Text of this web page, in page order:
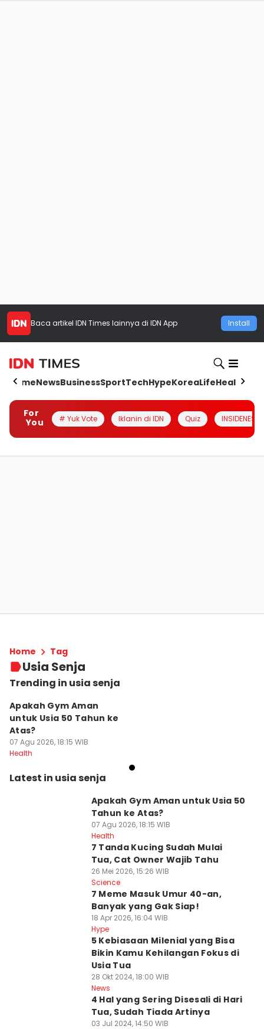
Baca artikel IDN Times lainnya di IDN App Install
HomeNewsBusinessSportTechHypeKoreaLifeHealth
For
You
# Yuk Vote Iklanin di IDN Quiz INSIDENESIA
Home Tag
Usia Senja
Trending in usia senja
Apakah Gym Aman
untuk Usia 50 Tahun ke
Atas?
07 Agu 2026, 18:15 WIB
Health
Latest in usia senja
Apakah Gym Aman untuk Usia 50
Tahun ke Atas?
07 Agu 2026, 18:15 WIB
Health
7 Tanda Kucing Sudah Mulai
Tua, Cat Owner Wajib Tahu
26 Mei 2026, 15:26 WIB
Science
7 Meme Masuk Umur 40-an,
Banyak yang Gak Siap!
18 Apr 2026, 16:04 WIB
Hype
5 Kebiasaan Milenial yang Bisa
Bikin Kamu Kehilangan Fokus di
Usia Tua
28 Okt 2024, 18:00 WIB
News
4 Hal yang Sering Disesali di Hari
Tua, Sudah Tiada Artinya
03 Jul 2024, 14:50 WIB